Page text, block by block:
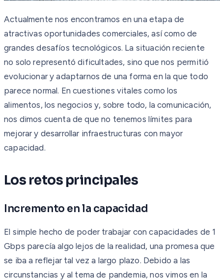
Actualmente nos encontramos en una etapa de
atractivas oportunidades comerciales, así como de
grandes desafíos tecnológicos. La situación reciente
no solo representó dificultades, sino que nos permitió
evolucionar y adaptarnos de una forma en la que todo
parece normal. En cuestiones vitales como los
alimentos, los negocios y, sobre todo, la comunicación,
nos dimos cuenta de que no tenemos límites para
mejorar y desarrollar infraestructuras con mayor
capacidad.
Los retos principales
Incremento en la capacidad
El simple hecho de poder trabajar con capacidades de 1
Gbps parecía algo lejos de la realidad, una promesa que
se iba a reflejar tal vez a largo plazo. Debido a las
circunstancias y al tema de pandemia, nos vimos en la